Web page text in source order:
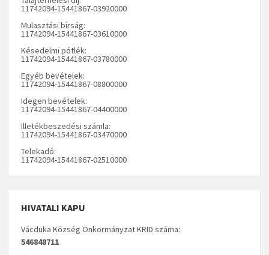
11742094-15441867-03920000
Mulasztási bírság:
11742094-15441867-03610000
Késedelmi pótlék:
11742094-15441867-03780000
Egyéb bevételek:
11742094-15441867-08800000
Idegen bevételek:
11742094-15441867-04400000
Illetékbeszedési számla:
11742094-15441867-03470000
Telekadó:
11742094-15441867-02510000
HIVATALI KAPU
Vácduka Község Önkormányzat KRID száma:
546848711